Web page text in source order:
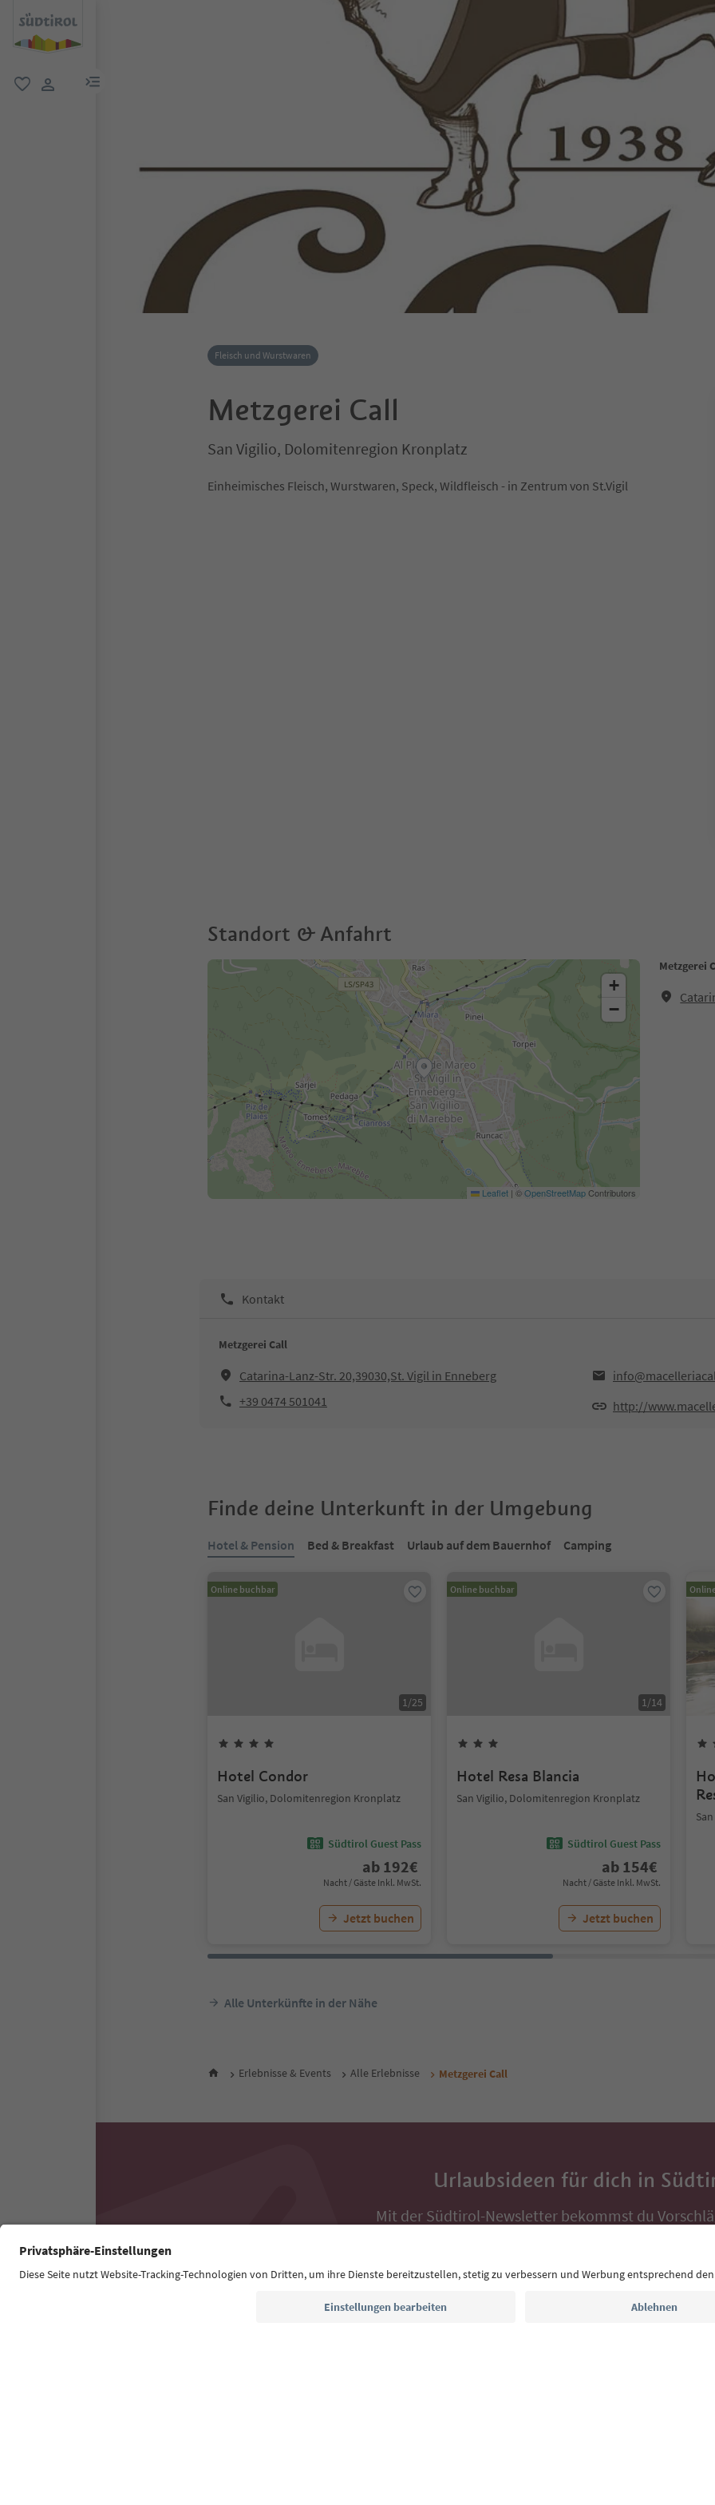
menu link
Fleisch und Wurstwaren
Metzgerei Call
San Vigilio, Dolomitenregion Kronplatz
Einheimisches Fleisch, Wurstwaren, Speck, Wildfleisch - in Zentrum von St.Vigil
Standort & Anfahrt
Metzgerei
+
−
Leaflet | ©OpenStreetMapContributors
Kontakt
Metzgerei Call
Catarina-Lanz-Str. 20,39030,St. Vigil in Enneberg
+39 0474 501041
http://
Finde deine Unterkunft in der Umgebung
Hotel & Pension Bed & Breakfast Urlaub auf dem Bauernhof Camping
Online buchbar
1/25
Hotel Condor
San Vigilio, Dolomitenregion Kronplatz
Südtirol Guest Pass
ab 192€
Nacht / Gäste Inkl. MwSt.
Jetzt buchen
Online buchbar
1/14
Hotel Resa Blancia
San Vigilio, Dolomitenregion Kronplatz
Südtirol Guest Pass
ab 154€
Nacht / Gäste Inkl. MwSt.
Jetzt buchen
Alle Unterkünfte in der Nähe
Erlebnisse & Events Alle Erlebnisse Metzgerei Call
Urlaubsideen für dich in
Mit der Südtirol-Newsletter bekommst du
E-Mail Adresse